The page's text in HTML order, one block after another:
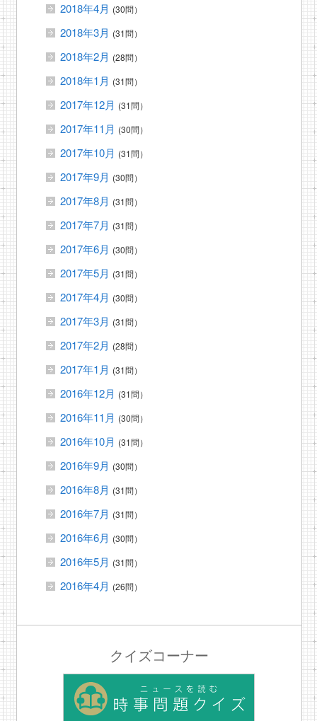
2018年4月 (30問）
2018年3月 (31問）
2018年2月 (28問）
2018年1月 (31問）
2017年12月 (31問）
2017年11月 (30問）
2017年10月 (31問）
2017年9月 (30問）
2017年8月 (31問）
2017年7月 (31問）
2017年6月 (30問）
2017年5月 (31問）
2017年4月 (30問）
2017年3月 (31問）
2017年2月 (28問）
2017年1月 (31問）
2016年12月 (31問）
2016年11月 (30問）
2016年10月 (31問）
2016年9月 (30問）
2016年8月 (31問）
2016年7月 (31問）
2016年6月 (30問）
2016年5月 (31問）
2016年4月 (26問）
クイズコーナー